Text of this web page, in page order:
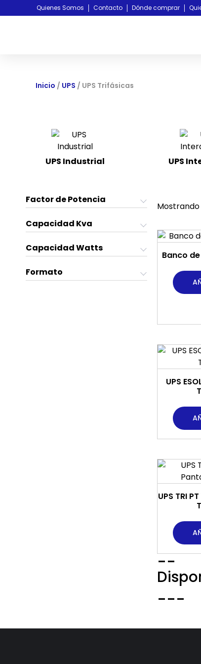
Quienes Somos Contacto Dónde comprar
Inicio / UPS / UPS Trifásicas
UPS Industrial
UPS
Factor de Potencia
Capacidad Kva
Capacidad Watts
Formato
Banco
UPS
UPS TRI
--
---